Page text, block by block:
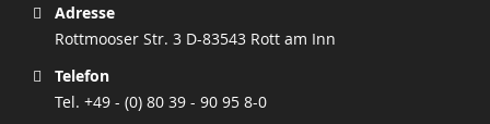
Adresse
Rottmooser Str. 3 D-83543 Rott am Inn
Telefon
Tel. +49 - (0) 80 39 - 90 95 8-0